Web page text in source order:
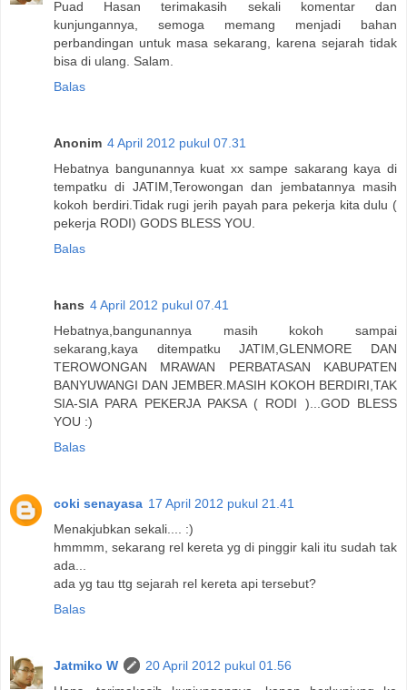
Puad Hasan terimakasih sekali komentar dan
kunjungannya, semoga memang menjadi bahan
perbandingan untuk masa sekarang, karena sejarah tidak
bisa di ulang. Salam.
Balas
Anonim 4 April 2012 pukul 07.31
Hebatnya bangunannya kuat xx sampe sakarang kaya di
tempatku di JATIM,Terowongan dan jembatannya masih
kokoh berdiri.Tidak rugi jerih payah para pekerja kita dulu (
pekerja RODI) GODS BLESS YOU.
Balas
hans 4 April 2012 pukul 07.41
Hebatnya,bangunannya masih kokoh sampai
sekarang,kaya ditempatku JATIM,GLENMORE DAN
TEROWONGAN MRAWAN PERBATASAN KABUPATEN
BANYUWANGI DAN JEMBER.MASIH KOKOH BERDIRI,TAK
SIA-SIA PARA PEKERJA PAKSA ( RODI )...GOD BLESS
YOU :)
Balas
coki senayasa 17 April 2012 pukul 21.41
Menakjubkan sekali.... :)
hmmmm, sekarang rel kereta yg di pinggir kali itu sudah tak
ada...
ada yg tau ttg sejarah rel kereta api tersebut?
Balas
Jatmiko W
20 April 2012 pukul 01.56